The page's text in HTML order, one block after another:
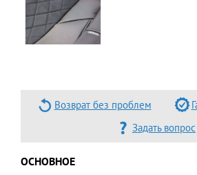
Возврат без проблем
Задать вопрос
ОСНОВНОЕ